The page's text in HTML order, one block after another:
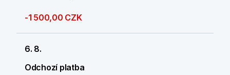
-1 500,00 CZK
6. 8.
Odchozí platba